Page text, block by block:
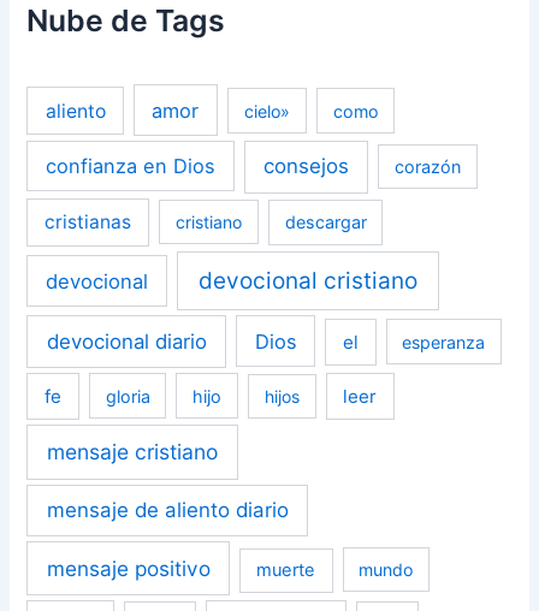
Nube de Tags
aliento amor cielo» como
confianza en Dios consejos corazón
cristianas cristiano descargar
devocional devocional cristiano
devocional diario Dios el esperanza
fe gloria hijo hijos leer
mensaje cristiano
mensaje de aliento diario
mensaje positivo muerte mundo